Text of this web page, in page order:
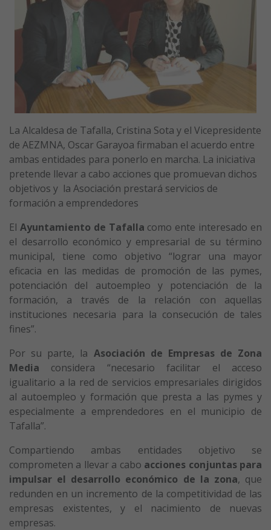
La Alcaldesa de Tafalla, Cristina Sota y el Vicepresidente
de AEZMNA, Oscar Garayoa firmaban el acuerdo entre
ambas entidades para ponerlo en marcha. La iniciativa
pretende llevar a cabo acciones que promuevan dichos
objetivos y la Asociación prestará servicios de
formación a emprendedores
El Ayuntamiento de Tafalla como ente interesado en
el desarrollo económico y empresarial de su término
municipal, tiene como objetivo “lograr una mayor
eficacia en las medidas de promoción de las pymes,
potenciación del autoempleo y potenciación de la
formación, a través de la relación con aquellas
instituciones necesaria para la consecución de tales
fines”.
Por su parte, la Asociación de Empresas de Zona
Media considera “necesario facilitar el acceso
igualitario a la red de servicios empresariales dirigidos
al autoempleo y formación que presta a las pymes y
especialmente a emprendedores en el municipio de
Tafalla”.
Compartiendo ambas entidades objetivo se
comprometen a llevar a cabo acciones conjuntas para
impulsar el desarrollo económico de la zona, que
redunden en un incremento de la competitividad de las
empresas existentes, y el nacimiento de nuevas
empresas.